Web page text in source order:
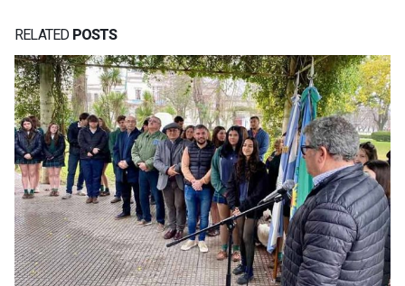
RELATED POSTS